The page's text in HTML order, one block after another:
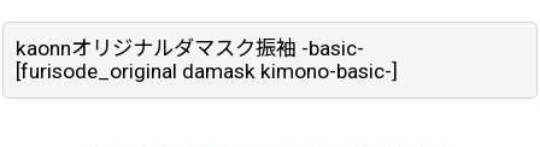
kaonnオリジナルダマスク振袖 -basic-
[furisode_original damask kimono-basic-]